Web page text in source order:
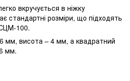
вкручується в ніжку
стандартні розміри, що підходять
100.
мм, висота – 4 мм, а квадратний
мм.